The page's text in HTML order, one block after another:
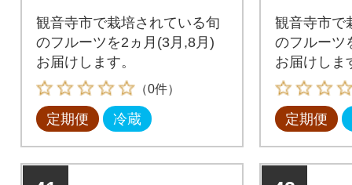
観音寺市で栽培されている旬
のフルーツを2ヵ月(3月,8月)
お届けします。
（0件）
定期便 冷蔵
観音寺市で
のフルーツ
お届けしま
定期便